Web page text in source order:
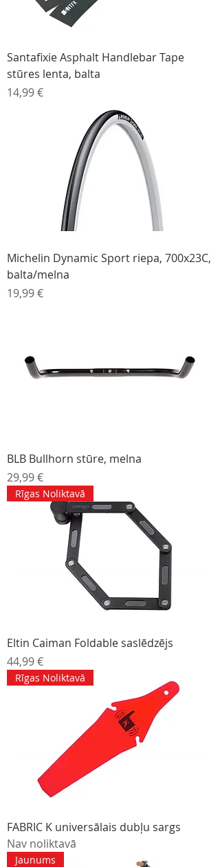
Santafixie Asphalt Handlebar Tape
stūres lenta, balta
Cena
14,99 €
Michelin Dynamic Sport riepa, 700x23C,
balta/melna
Cena
19,99 €
BLB Bullhorn stūre, melna
Cena
29,99 €
Rīgas Noliktavā
Eltin Caiman Foldable saslēdzējs
Cena
44,99 €
Rīgas Noliktavā
FABRIC K universālais dubļu sargs
Nav noliktavā
Jaunums